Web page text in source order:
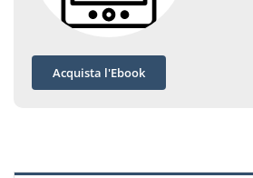
Acquista l'Ebook